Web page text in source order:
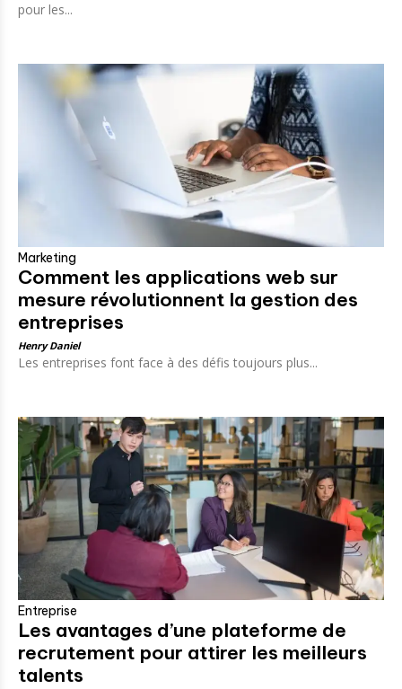
pour les...
Marketing
Comment les applications web sur
mesure révolutionnent la gestion des
entreprises
Henry Daniel
Les entreprises font face à des défis toujours plus...
Entreprise
Les avantages d’une plateforme de
recrutement pour attirer les meilleurs
talents